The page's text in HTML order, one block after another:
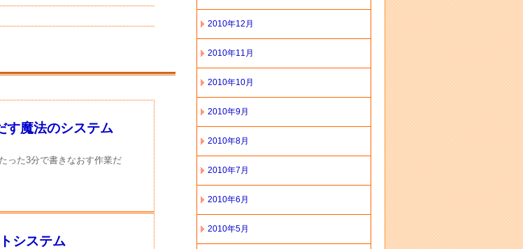
す魔法のシステム
った3分で書きなおす作業だ
システム
2010年12月
2010年11月
2010年10月
2010年9月
2010年8月
2010年7月
2010年6月
2010年5月